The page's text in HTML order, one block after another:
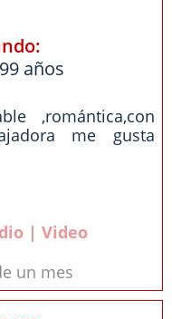
años
,romántica,con
me gusta
| Video
un mes